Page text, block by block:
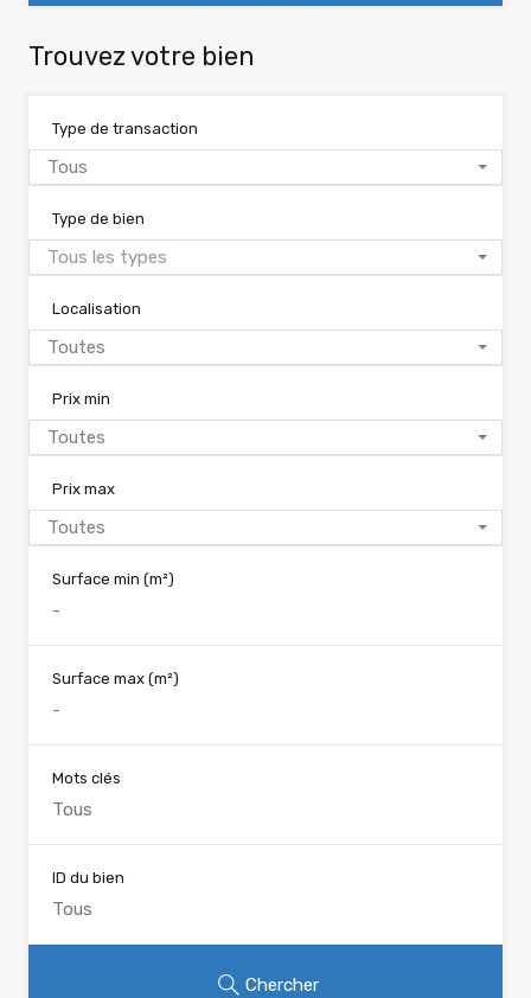
Trouvez votre bien
Type de transaction
Tous
Type de bien
Tous les types
Localisation
Toutes
Prix min
Toutes
Prix max
Toutes
Surface min (m²)
Surface max (m²)
Mots clés
ID du bien
Chercher